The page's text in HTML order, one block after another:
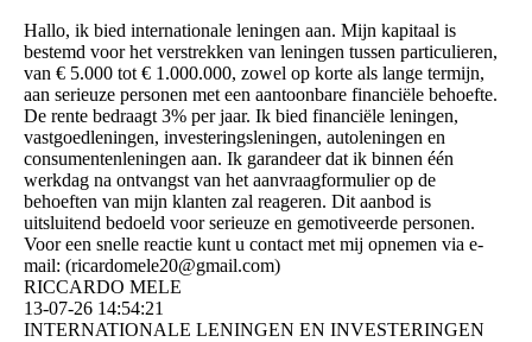
Hallo, ik bied internationale leningen aan. Mijn kapitaal is
bestemd voor het verstrekken van leningen tussen particulieren,
van € 5.000 tot € 1.000.000, zowel op korte als lange termijn,
aan serieuze personen met een aantoonbare financiële behoefte.
De rente bedraagt ​​3% per jaar. Ik bied financiële leningen,
vastgoedleningen, investeringsleningen, autoleningen en
consumentenleningen aan. Ik garandeer dat ik binnen één
werkdag na ontvangst van het aanvraagformulier op de
behoeften van mijn klanten zal reageren. Dit aanbod is
uitsluitend bedoeld voor serieuze en gemotiveerde personen.
Voor een snelle reactie kunt u contact met mij opnemen via e-
mail: (­ricardomele20@­gmail.­com)­
RICCARDO MELE
13-07-26 14:54:21
INTERNATIONALE LENINGEN EN INVESTERINGEN